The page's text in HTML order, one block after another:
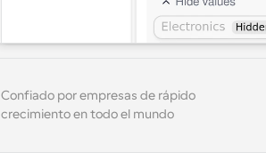
Confiado por empresas de rápido
crecimiento en todo el mundo